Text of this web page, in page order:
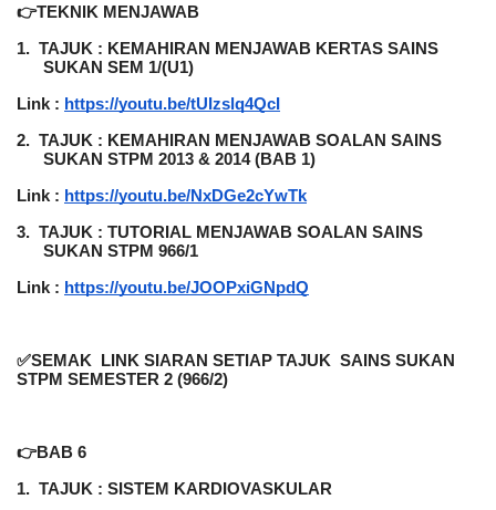
👉TEKNIK MENJAWAB
1. TAJUK : KEMAHIRAN MENJAWAB KERTAS SAINS
SUKAN SEM 1/(U1)
Link : https://youtu.be/tUIzslq4QcI
2. TAJUK : KEMAHIRAN MENJAWAB SOALAN SAINS
SUKAN STPM 2013 & 2014 (BAB 1)
Link : https://youtu.be/NxDGe2cYwTk
3. TAJUK : TUTORIAL MENJAWAB SOALAN SAINS
SUKAN STPM 966/1
Link : https://youtu.be/JOOPxiGNpdQ
✅SEMAK  LINK SIARAN SETIAP TAJUK  SAINS SUKAN
STPM SEMESTER 2 (966/2)
👉BAB 6
1. TAJUK : SISTEM KARDIOVASKULAR